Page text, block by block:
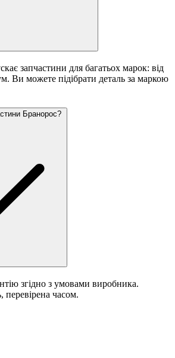
запчастини для багатьох марок: від
Ви можете підібрати деталь за маркою
Бранорос?
згідно з умовами виробника.
перевірена часом.